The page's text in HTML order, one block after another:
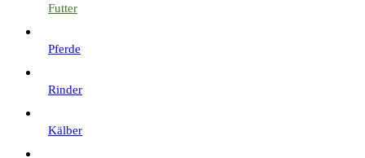
Futter
Pferde
Rinder
Kälber